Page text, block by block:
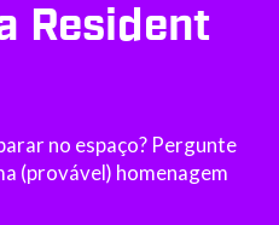
Resident
no espaço? Pergunte
(provável) homenagem